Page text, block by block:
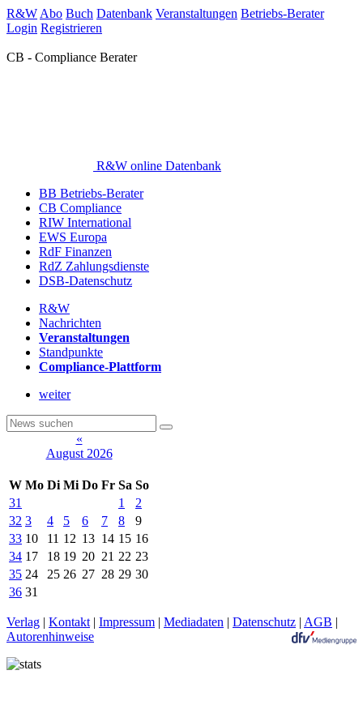
R&W Abo Buch Datenbank Veranstaltungen Betriebs-Berater
Login Registrieren
CB - Compliance Berater
R&W online Datenbank
BB Betriebs-Berater
CB Compliance
RIW International
EWS Europa
RdF Finanzen
RdZ Zahlungsdienste
DSB-Datenschutz
R&W
Nachrichten
Veranstaltungen
Standpunkte
Compliance-Plattform
weiter
«
August 2026
W Mo Di Mi Do Fr Sa So
31
1
2
32 3 4 5 6 7 8
9
33 10 11 12 13 14 15 16
34 17 18 19 20 21 22 23
35 24 25 26 27 28 29 30
36 31
Verlag | Kontakt | Impressum | Mediadaten | Datenschutz | AGB |
Autorenhinweise